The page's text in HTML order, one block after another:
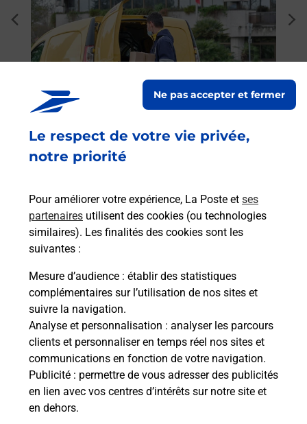
Le respect de votre vie privée,
notre priorité
Pour améliorer votre expérience, La Poste et ses
partenaires utilisent des cookies (ou technologies
similaires). Les finalités des cookies sont les
suivantes :
Mesure d’audience : établir des statistiques
complémentaires sur l’utilisation de nos sites et
suivre la navigation.
Analyse et personnalisation : analyser les parcours
clients et personnaliser en temps réel nos sites et
communications en fonction de votre navigation.
Publicité : permettre de vous adresser des publicités
en lien avec vos centres d’intérêts sur notre site et
en dehors.
Ne pas accepter et fermer
Envoyer un colis
Vous souhaitez envoyer un colis depuis :
solutions proposées par La Poste.
En savoir plus
de
Questions fréquemment posées
La téléassistance classique avec
médaillon d’alarme qu’est ce que
c’est ?